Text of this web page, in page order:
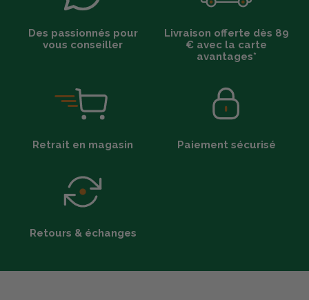
Des passionnés pour
vous conseiller
Livraison offerte dès 89
€ avec la carte
avantages*
Retrait en magasin Paiement sécurisé
Retours & échanges